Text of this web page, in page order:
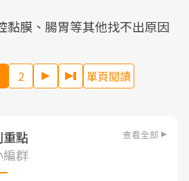
黏膜、腸胃等其他找不出原因
2 單頁閱讀
重點 查看全部
編群